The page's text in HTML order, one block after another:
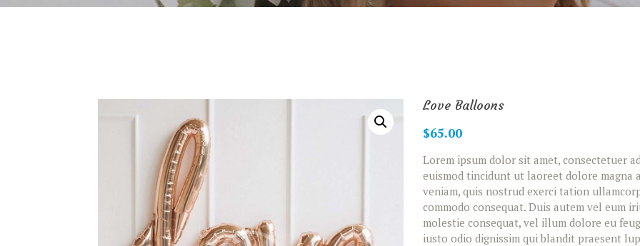
Love Balloons
$65.00
Lorem ipsum dolor sit amet, consectetuer
euismod tincidunt ut laoreet dolore magna
veniam, quis nostrud exerci tation
commodo consequat. Duis autem vel eum
molestie consequat, vel illum dolore eu
iusto odio dignissim qui blandit praesent